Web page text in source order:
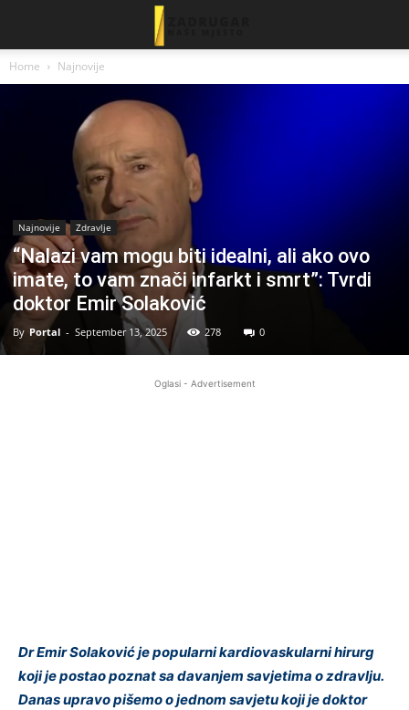
Home Najnovije
Najnovije Zdravlje
“Nalazi vam mogu biti idealni, ali ako ovo
imate, to vam znači infarkt i smrt”: Tvrdi
doktor Emir Solaković
By Portal - September 13, 2025 278 0
Oglasi - Advertisement
Dr Emir Solaković je popularni kardiovaskularni hirurg
koji je postao poznat sa davanjem savjetima o zdravlju.
Danas upravo pišemo o jednom savjetu koji je doktor